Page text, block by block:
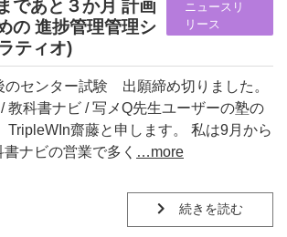
であと３か月 計画
の 進捗管理管理シ
ティオ)
ニュースリ
リース
のセンター試験 出願締め切りました。
教科書ナビ / 写メQ先生ユーザーの塾の
TripleWIn齋藤と申します。 私は9月から
ナビの営業で多く …more
続きを読む